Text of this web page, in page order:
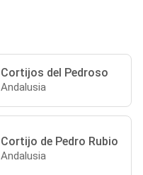
Cortijos del Pedroso
Andalusia
Cortijo de Pedro Rubio
Andalusia